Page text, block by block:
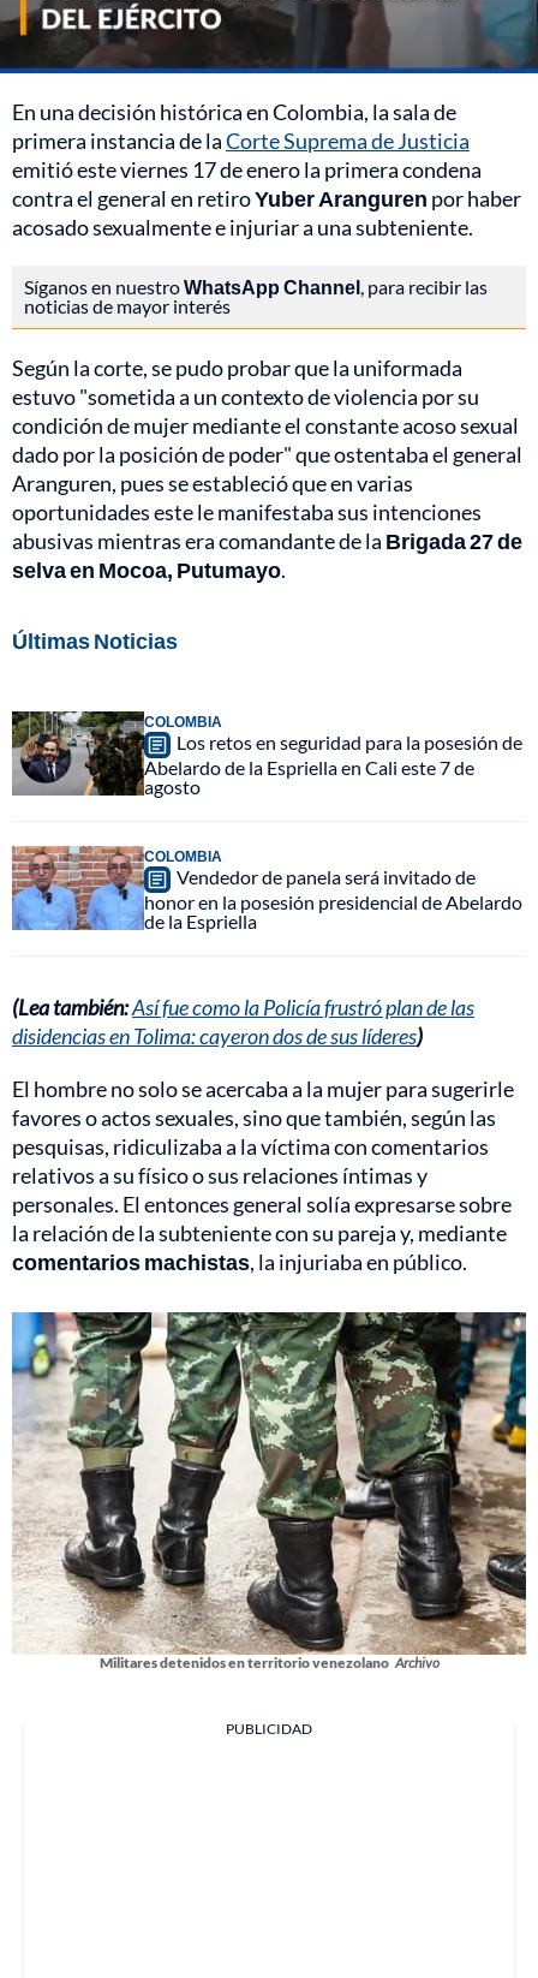
En una decisión histórica en Colombia, la sala de
primera instancia de laCorte Suprema de Justicia
emitió este viernes 17 de enero la primera condena
contra el general en retiroYuber Aranguren por haber
acosado sexualmente e injuriar a una subteniente.
Síganos en nuestroWhatsApp Channel , para recibir las
noticias de mayor interés
Según la corte, se pudo probar que la uniformada
estuvo "sometida a un contexto de violencia por su
condición de mujer mediante el constante acoso sexual
dado por la posición de poder" que ostentaba el general
Aranguren, pues se estableció que en varias
oportunidades este le manifestaba sus intenciones
abusivas mientras era comandante de la Brigada 27 de
selva en Mocoa, Putumayo.
Últimas Noticias
COLOMBIA
Los retos en seguridad para la posesión de
Abelardo de la Espriella en Cali este 7 de
agosto
COLOMBIA
Vendedor de panela será invitado de
honor en la posesión presidencial de Abelardo
de la Espriella
(Lea también:Así fue como la Policía frustró plan de las
disidencias en Tolima: cayeron dos de sus líderes)
El hombre no solo se acercaba a la mujer para sugerirle
favores o actos sexuales, sino que también, según las
pesquisas, ridiculizaba a la víctima con comentarios
relativos a su físico o sus relaciones íntimas y
personales. El entonces general solía expresarse sobre
la relación de la subteniente con su pareja y, mediante
comentarios machistas, la injuriaba en público.
Militares detenidos en territorio venezolano Archivo
PUBLICIDAD